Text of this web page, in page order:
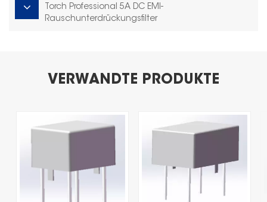
Torch Professional 5A DC EMI-
Rauschunterdrückungsfilter
VERWANDTE PRODUKTE